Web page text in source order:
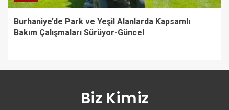
Burhaniye’de Park ve Yeşil Alanlarda Kapsamlı
Bakım Çalışmaları Sürüyor-Güncel
Biz Kimiz